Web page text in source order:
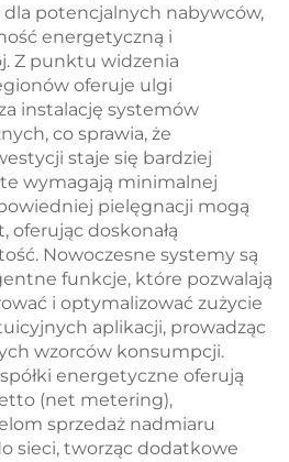
potencjalnych nabywców,
energetyczną i
Z punktu widzenia
oferuje ulgi
instalację systemów
co sprawia, że
staje się bardziej
wymagają minimalnej
pielęgnacji mogą
oferując doskonałą
Nowoczesne systemy są
funkcje, które pozwalają
i optymalizować zużycie
aplikacji, prowadząc
wzorców konsumpcji.
energetyczne oferują
(net metering),
sprzedaż nadmiaru
sieci, tworząc dodatkowe